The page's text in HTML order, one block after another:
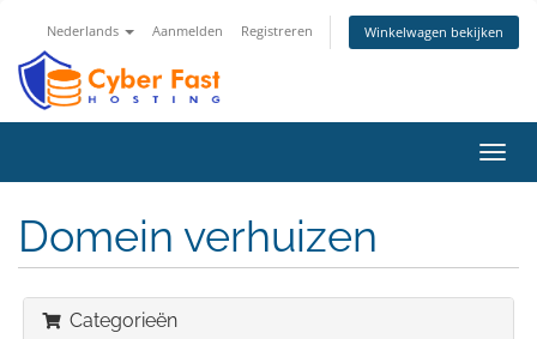
Nederlands Aanmelden Registreren Winkelwagen bekijken
in-/
Domein verhuizen
Categorieën